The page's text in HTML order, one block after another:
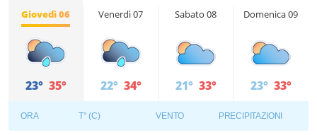
Giovedì 06
23° 35°
Venerdì 07
22° 34°
Sabato 08
21° 33°
Domenica 09
23° 33°
ORA T° (C) VENTO PRECIPITAZIONI